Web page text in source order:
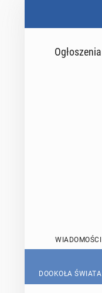
Ogłoszenia
WIADOMOŚCI
DOOKOŁA ŚWIATA